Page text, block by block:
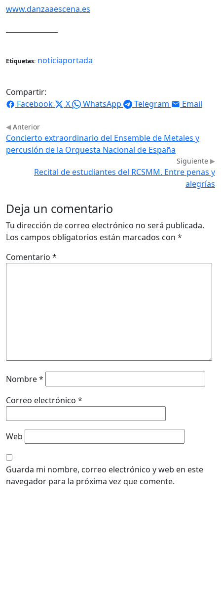
www.danzaaescena.es
Etiquetas: noticiaportada
Compartir:
Facebook
X WhatsApp Telegram Email
Anterior
Concierto extraordinario del Ensemble de Metales y
percusión de la Orquesta Nacional de España
Siguiente
Recital de estudiantes del RCSMM. Entre penas y
alegrías
Deja un comentario
Tu dirección de correo electrónico no será publicada.
Los campos obligatorios están marcados con *
Comentario *
Nombre*
Correo electrónico *
Web
Guarda mi nombre, correo electrónico y web en este
navegador para la próxima vez que comente.